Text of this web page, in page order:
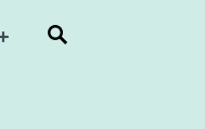
Open